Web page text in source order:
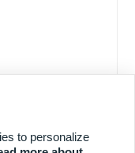
to personalize